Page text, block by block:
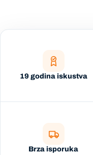
19 godina iskustva
Brza isporuka